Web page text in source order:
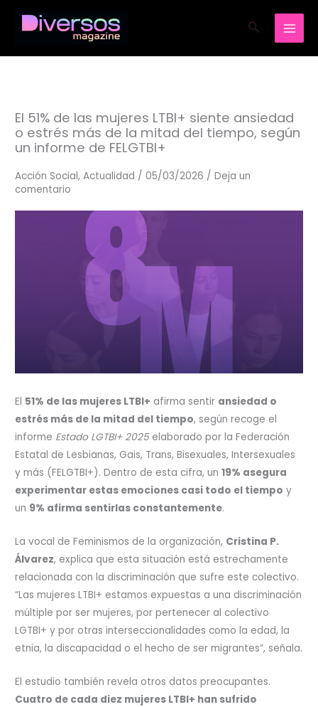
Buscar
El 51% de las mujeres LTBI+ siente ansiedad
o estrés más de la mitad del tiempo, según
un informe de FELGTBI+
Acción Social,Actualidad /05/03/2026 /Deja un
comentario
El 51% de las mujeres LTBI+ afirma sentir ansiedad o
estrés más de la mitad del tiempo, según recoge el
informe Estado LGTBI+ 2025elaborado por la Federación
Estatal de Lesbianas, Gais, Trans, Bisexuales, Intersexuales
y más (FELGTBI+). Dentro de esta cifra, un19% asegura
experimentar estas emociones casi todo el tiempo y
un 9% afirma sentirlas constantemente.
La vocal de Feminismos de la organización, Cristina P.
Álvarez, explica que esta situación está estrechamente
relacionada con la discriminación que sufre este colectivo.
“Las mujeres LTBI+ estamos expuestas a una discriminación
múltiple por ser mujeres, por pertenecer al colectivo
LGTBI+ y por otras interseccionalidades como la edad, la
etnia, la discapacidad o el hecho de ser migrantes”, señala.
El estudio también revela otros datos preocupantes.
Cuatro de cada diez mujeres LTBI+ han sufrido